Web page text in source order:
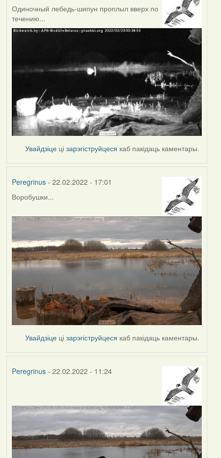
Одиночный лебедь-шипун проплыл вверх по
течению...
Увайдзіце цізарэгіструйцеся каб пакідаць каментары.
Peregrinus- 22.02.2022 - 17:01
Воробушки...
Увайдзіце цізарэгіструйцеся каб пакідаць каментары.
Peregrinus- 22.02.2022 - 11:24